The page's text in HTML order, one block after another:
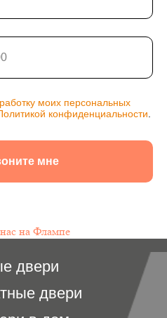
моих персональных
конфиденциальности
мне
на Флампе